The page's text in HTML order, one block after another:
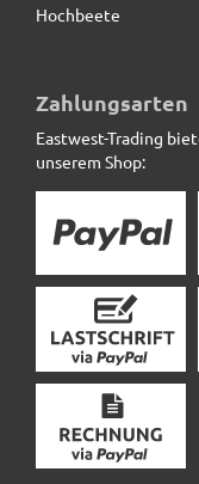
Hochbeete
Zahlungsarten
Eastwest-Trading
unserem Shop: